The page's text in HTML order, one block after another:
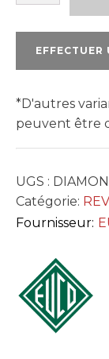
EFFECTUER
*D'autres
peuvent être
UGS :
Catégorie:
Fournisseur: